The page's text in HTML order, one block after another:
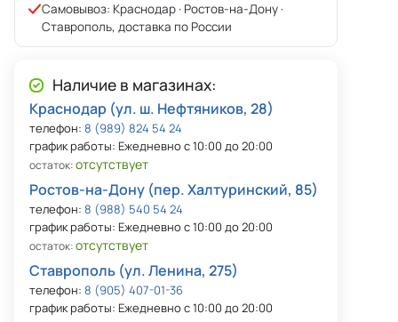
Самовывоз: Краснодар · Ростов-на-Дону ·
Ставрополь, доставка по России
Наличие в магазинах:
Краснодар (ул. ш. Нефтяников, 28)
телефон: 8 (989) 824 54 24
график работы: Ежедневно с 10:00 до 20:00
остаток:отсутствует
Ростов-на-Дону (пер. Халтуринский, 85)
телефон: 8 (988) 540 54 24
график работы: Ежедневно с 10:00 до 20:00
остаток:отсутствует
Ставрополь (ул. Ленина, 275)
телефон: 8 (905) 407-01-36
график работы: Ежедневно с 10:00 до 20:00